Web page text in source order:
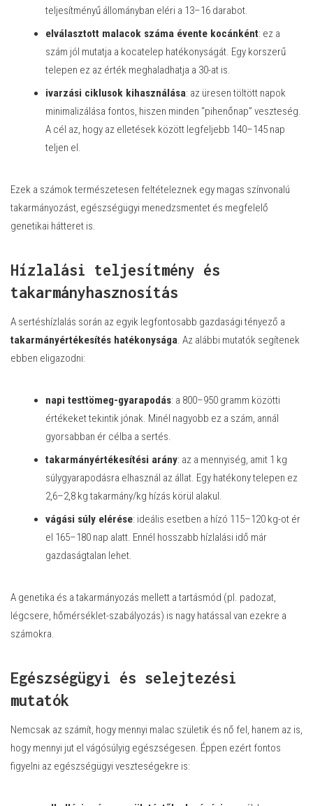
teljesítményű állományban eléri a 13–16 darabot.
elválasztott malacok száma évente kocánként: ez a
szám jól mutatja a kocatelep hatékonyságát. Egy korszerű
telepen ez az érték meghaladhatja a 30-at is.
ivarzási ciklusok kihasználása: az üresen töltött napok
minimalizálása fontos, hiszen minden “pihenőnap” veszteség.
A cél az, hogy az elletések között legfeljebb 140–145 nap
teljen el.
Ezek a számok természetesen feltételeznek egy magas színvonalú
takarmányozást, egészségügyi menedzsmentet és megfelelő
genetikai hátteret is.
Hízlalási teljesítmény és
takarmányhasznosítás
A sertéshízlalás során az egyik legfontosabb gazdasági tényező a
takarmányértékesítés hatékonysága. Az alábbi mutatók segítenek
ebben eligazodni:
napi testtömeg-gyarapodás: a 800–950 gramm közötti
értékeket tekintik jónak. Minél nagyobb ez a szám, annál
gyorsabban ér célba a sertés.
takarmányértékesítési arány: az a mennyiség, amit 1 kg
súlygyarapodásra elhasznál az állat. Egy hatékony telepen ez
2,6–2,8 kg takarmány/kg hízás körül alakul.
vágási súly elérése: ideális esetben a hízó 115–120 kg-ot ér
el 165–180 nap alatt. Ennél hosszabb hízlalási idő már
gazdaságtalan lehet.
A genetika és a takarmányozás mellett a tartásmód (pl. padozat,
légcsere, hőmérséklet-szabályozás) is nagy hatással van ezekre a
számokra.
Egészségügyi és selejtezési
mutatók
Nemcsak az számít, hogy mennyi malac születik és nő fel, hanem az is,
hogy mennyi jut el vágósúlyig egészségesen. Éppen ezért fontos
figyelni az egészségügyi veszteségekre is: